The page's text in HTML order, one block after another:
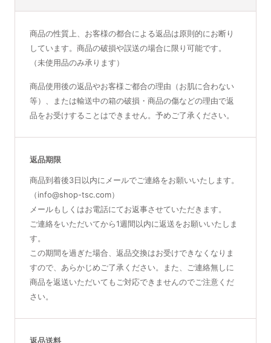
商品の性質上、お客様の都合による返品は原則的にお断り
しています。商品の破損や誤送の場合に限り可能です。
（未使用品のみ承ります）
商品使用後の返品やお客様ご都合の理由（お肌に合わない
等）、または輸送中の箱の破損・商品の傷などの理由で返
品をお受けすることはできません。予めご了承ください。
返品期限
商品到着後3日以内にメールでご連絡をお願いいたします。
（info@shop-tsc.com）
メールもしくはお電話にてお返事させていただきます。
ご連絡をいただいてから1週間以内に返送をお願いいたしま
す。
この期間を過ぎた場合、返品交換はお受けできなくなりま
すので、あらかじめご了承ください。また、ご連絡無しに
商品を返送いただいてもご対応できませんのでご注意くだ
さい。
返品送料